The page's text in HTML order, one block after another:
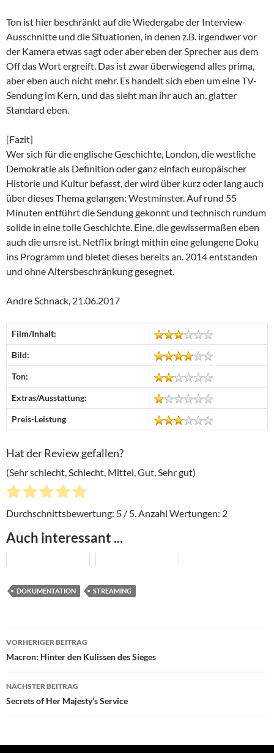
Ton ist hier beschränkt auf die Wiedergabe der Interview-
Ausschnitte und die Situationen, in denen z.B. irgendwer vor
der Kamera etwas sagt oder aber eben der Sprecher aus dem
Off das Wort ergreift. Das ist zwar überwiegend alles prima,
aber eben auch nicht mehr. Es handelt sich eben um eine TV-
Sendung im Kern, und das sieht man ihr auch an, glatter
Standard eben.
[Fazit]
Wer sich für die englische Geschichte, London, die westliche
Demokratie als Definition oder ganz einfach europäischer
Historie und Kultur befasst, der wird über kurz oder lang auch
über dieses Thema gelangen: Westminster. Auf rund 55
Minuten entführt die Sendung gekonnt und technisch rundum
solide in eine tolle Geschichte. Eine, die gewissermaßen eben
auch die unsre ist. Netflix bringt mithin eine gelungene Doku
ins Programm und bietet dieses bereits an. 2014 entstanden
und ohne Altersbeschränkung gesegnet.
Andre Schnack, 21.06.2017
Film/Inhalt:
Bild:
Ton:
Extras/Ausstattung:
Preis-Leistung
Hat der Review gefallen?
(Sehr schlecht, Schlecht, Mittel, Gut, Sehr gut)
Durchschnittsbewertung: 5 / 5. Anzahl Wertungen: 2
Auch interessant ...
DOKUMENTATION STREAMING
Beitragsnavigation
VORHERIGER BEITRAG
Macron: Hinter den Kulissen des Sieges
NÄCHSTER BEITRAG
Secrets of Her Majesty’s Service